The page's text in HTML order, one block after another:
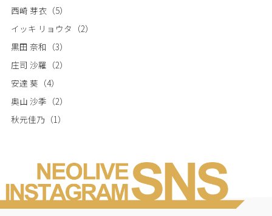
西崎 芽衣（5）
イッキ リョウタ （2）
黒田 奈和 （3）
庄司 沙羅 （2）
安達 葵 （4）
奥山 沙季 （2）
秋元佳乃 （1）